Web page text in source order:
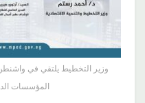
وزير التخطيط يلتقي في
المؤسسات